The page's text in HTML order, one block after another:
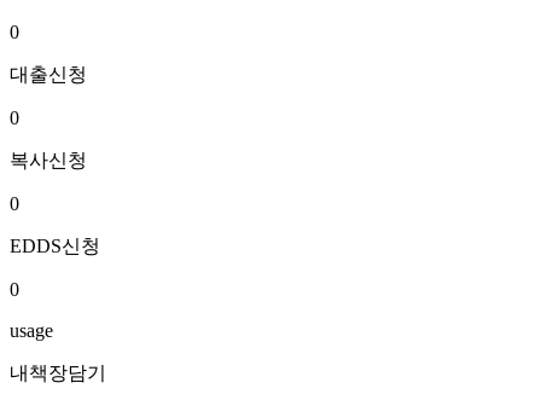
0
대출신청
0
복사신청
0
EDDS신청
0
usage
내책장담기